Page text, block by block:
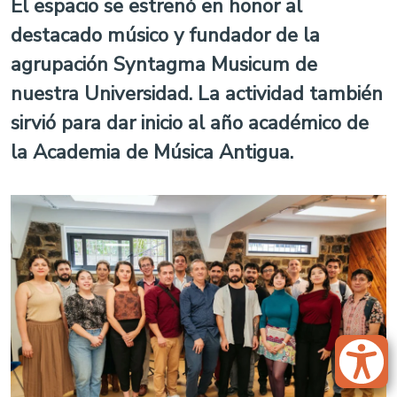
El espacio se estrenó en honor al
destacado músico y fundador de la
agrupación Syntagma Musicum de
nuestra Universidad. La actividad también
sirvió para dar inicio al año académico de
la Academia de Música Antigua.